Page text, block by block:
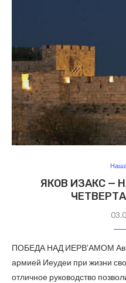
ЯКОВ ИЗАКС —
ПОБЕДА НАД ИЕРВ’АМОМ
армией Иеудеи при жизни
отличное руководство